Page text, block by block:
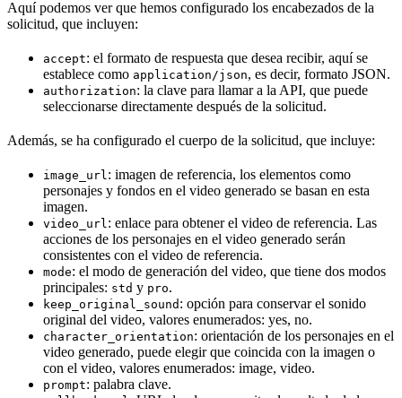
Aquí podemos ver que hemos configurado los encabezados de la
solicitud, que incluyen:
accept: el formato de respuesta que desea recibir, aquí se
establece como application/json, es decir, formato JSON.
authorization: la clave para llamar a la API, que puede
seleccionarse directamente después de la solicitud.
Además, se ha configurado el cuerpo de la solicitud, que incluye:
image_url : imagen de referencia, los elementos como
personajes y fondos en el video generado se basan en esta
imagen.
video_url : enlace para obtener el video de referencia. Las
acciones de los personajes en el video generado serán
consistentes con el video de referencia.
mode: el modo de generación del video, que tiene dos modos
principales: std y pro.
keep_original_sound : opción para conservar el sonido
original del video, valores enumerados: yes, no.
character_orientation: orientación de los personajes en el
video generado, puede elegir que coincida con la imagen o
con el video, valores enumerados: image, video.
prompt: palabra clave.